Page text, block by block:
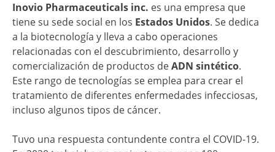
Inovio Pharmaceuticals inc. es una empresa que
tiene su sede social en los Estados Unidos. Se dedica
a la biotecnología y lleva a cabo operaciones
relacionadas con el descubrimiento, desarrollo y
comercialización de productos deADN sintético.
Este rango de tecnologías se emplea para crear el
tratamiento de diferentes enfermedades infecciosas,
incluso algunos tipos de cáncer.
Tuvo una respuesta contundente contra el COVID-19.